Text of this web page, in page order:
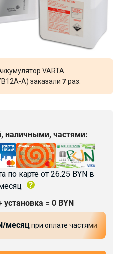
VARTA
A) заказали 7раз.
наличными, частями:
по карте от 26.25 BYN в
установка = 0 BYN
месяцпри оплате частями